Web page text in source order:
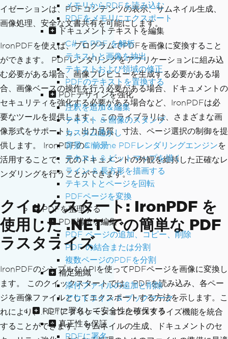
メモリからPDFを読み込む
PDFをメモリにエクスポート
ドキュメントテキストを編集
C# で PDF を解析
テキストと画像を抽出
テキストおよび領域の修正
PDFのテキストを置換する
PDFデザインを強化
注釈を追加＆編集
テキスト & 画像のスタンプ
カスタム透かし
背景 & 前景
テキスト & ビットマップを描く
ライン & 長方形を描画する
テキストとページを回転
PDFページを変換
PDFを整理する
PDF構造を編集
PDF ページの追加、コピー、削除
PDF の結合または分割
複数ページのPDFを分割
補足組織
添付ファイルの追加と削除
アウトライン & ブックマーク
PDFに署名して安全性を確保する
真正性を保証
PDFに署名
イゼーションは、PDFコンテンツの表示、サムネイル生成、
画像処理、安全な文書共有を可能にします。
IronPDFを使えば、プログラムでPDFを画像に変換すること
ができます。 PDFレンダリングをアプリケーションに組み込
む必要がある場合、画像プレビューを生成する必要がある場
合、画像ベースの操作を行う必要がある場合、ドキュメントの
セキュリティを強化する必要がある場合など、IronPDFは必
要なツールを提供します。 このライブラリは、さまざまな画
像形式をサポートし、出力品質、寸法、ページ選択の制御を提
供します。 IronPDFのChrome PDFレンダリングエンジンを
活用することで、元のドキュメントの外観を維持した正確なレ
ンダリングを行うことができます。
クイックスタート: IronPDF を
使用した .NET での簡単な PDF
ラスタライズ
IronPDFのシンプルなAPIを使ってPDFページを画像に変換し
ます。 このクイックスタートでは、PDFを読み込み、各ペー
ジを画像ファイルとしてエクスポートする方法を示します。こ
れにより、.NETアプリケーションにラスタライズ機能を統合
することができます。 サムネイルの生成、ドキュメントのセ